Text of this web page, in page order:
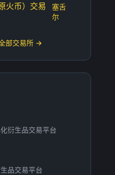
火币）交易
塞舌
尔
部交易所 →
衍生品交易平台
品交易平台